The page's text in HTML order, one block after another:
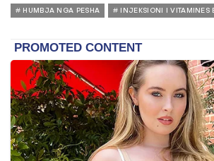
HUMBJA NGA PESHA INJEKSIONI I VITAMINES